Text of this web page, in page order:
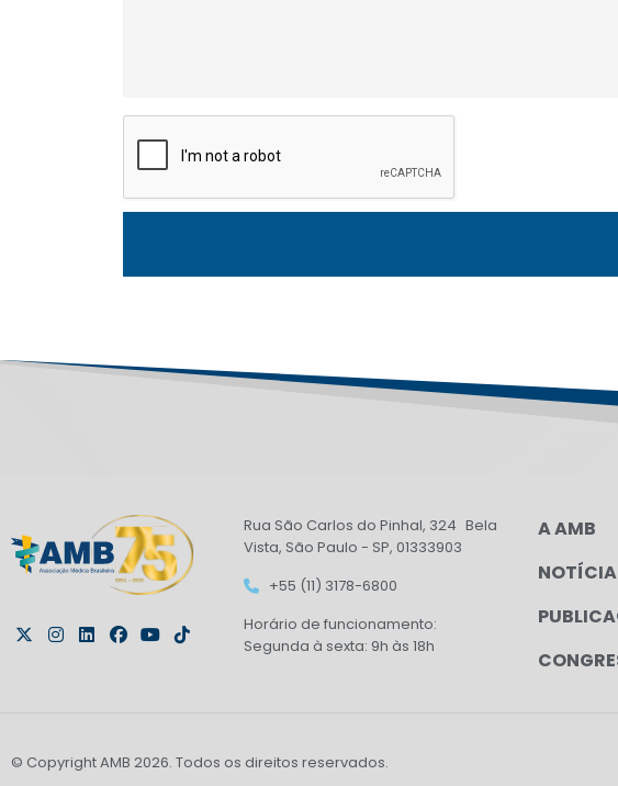
Rua São Carlos do Pinhal, 324 Bela
Vista, São Paulo - SP, 01333903
+55 (11) 3178-6800
Horário de funcionamento:
Segunda à sexta: 9h às 18h
A AMB
© Copyright AMB 2026. Todos os direitos reservados.